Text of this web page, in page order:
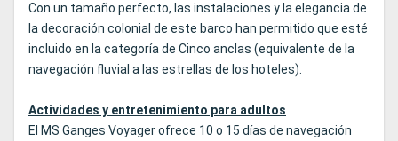
Con un tamaño perfecto, las instalaciones y la elegancia de
la decoración colonial de este barco han permitido que esté
incluido en la categoría de Cinco anclas (equivalente de la
navegación fluvial a las estrellas de los hoteles).
Actividades y entretenimiento para adultos
El MS Ganges Voyager ofrece 10 o 15 días de navegación